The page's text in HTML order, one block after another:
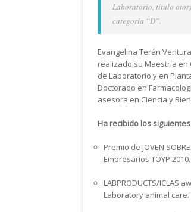
Laboratorio, título
categoría “D”.
Evangelina Terán
realizado su Maestría en
de Laboratorio y en
Doctorado en
asesora en Ciencia y
Ha recibido los
Premio de JOVEN
Empresarios TOYP
LABPRODUCTS/
Laboratory animal